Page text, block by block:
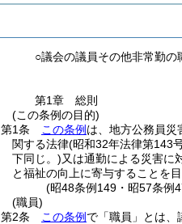
○議会の議員その他非常勤の
第1章
総則
(この条例の目的)
第1条
この条例 は、地方公務員災
関する法律(昭和32年法律第143
下同じ。)又は通勤による災害に
と福祉の向上に寄与することを目
(昭48条例149・昭57条例
(職員)
第2条
この条例 で「職員」とは、